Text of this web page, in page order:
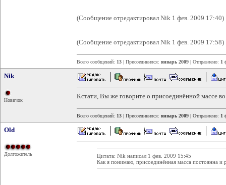
(Сообщение отредактировал Nik 1 фев. 2009 17:40)
(Сообщение отредактировал Nik 1 фев. 2009 17:58)
Всего сообщений: 13 | Присоединился: январь 2009 | Отправлено: 1
Nik
Новичок
Кстати, Вы же говорите о присоединённой массе
Всего сообщений: 13 | Присоединился: январь 2009 | Отправлено: 1
Old
Долгожитель
Цитата: Nik написал 1 фев. 2009 15:45
Как я понимаю, присоединённая масса постоянна и